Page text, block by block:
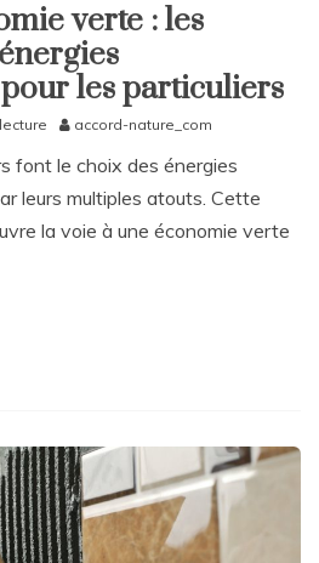
verte : les
les particuliers
accord-nature_com
font le choix des énergies
leurs multiples atouts. Cette
la voie à une économie verte